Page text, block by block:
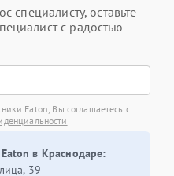
специалисту, оставьте
с радостью
Eaton, Вы соглашаетесь с
в Краснодаре:
39